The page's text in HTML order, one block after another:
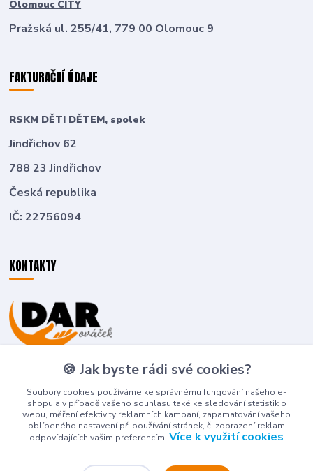
Olomouc CITY
Pražská ul. 255/41, 779 00 Olomouc 9
FAKTURAČNÍ ÚDAJE
RSKM DĚTI DĚTEM, spolek
Jindřichov 62
788 23 Jindřichov
Česká republika
IČ: 22756094
KONTAKTY
+420 774 636 266
deti-detem@seznam.cz
🍪 Jak byste rádi své cookies?
Soubory cookies používáme ke správnému fungování našeho e-
shopu a v případě vašeho souhlasu také ke sledování statistik o
webu, měření efektivity reklamních kampaní, zapamatování vašeho
oblíbeného nastavení při používání stránek, či zobrazení reklam
odpovídajících vašim preferencím. Více k využití cookies